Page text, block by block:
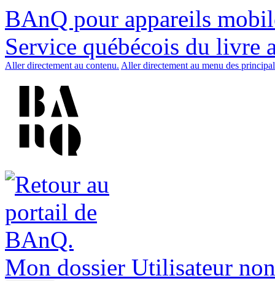
BAnQ pour appareils
Service québécois du livre
Aller directement au contenu. Aller directement au menu des
Mon dossier Utilisateur